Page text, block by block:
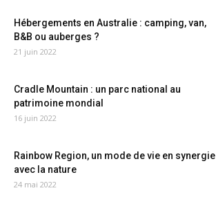
Hébergements en Australie : camping, van,
B&B ou auberges ?
21 juin 2022
Cradle Mountain : un parc national au
patrimoine mondial
16 juin 2022
Rainbow Region, un mode de vie en synergie
avec la nature
24 mai 2022